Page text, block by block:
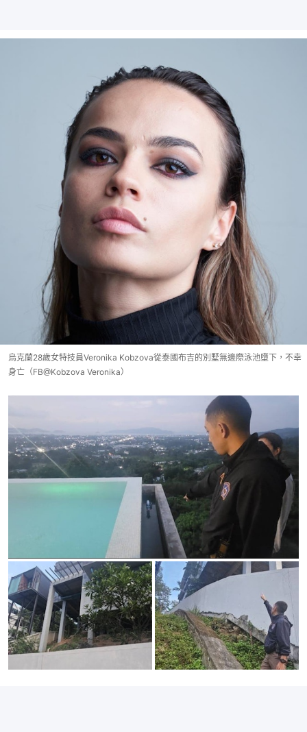
烏克蘭28歲女特技員Veronika Kobzova從泰國布吉的別墅無邊際泳池墮下，不幸
身亡（FB@Kobzova Veronika）